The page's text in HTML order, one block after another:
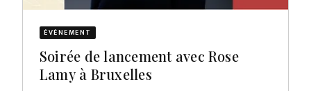
ÉVÈNEMENT
Soirée de lancement avec Rose
Lamy à Bruxelles